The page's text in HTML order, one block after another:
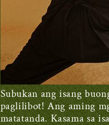
Subukan ang isang
paglilibot! Ang aming
matatanda. Kasama sa